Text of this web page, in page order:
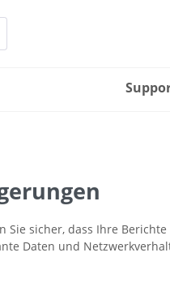
Sie sicher, dass Ihre
Daten und